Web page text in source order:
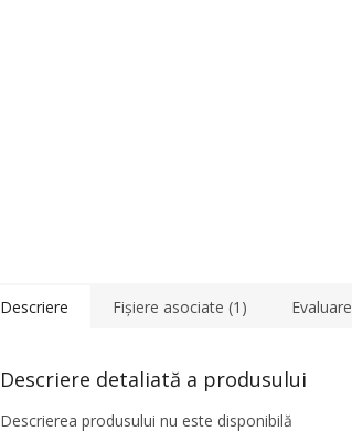
Descriere Fişiere asociate (1) Evaluare
Descriere detaliată a produsului
Descrierea produsului nu este disponibilă